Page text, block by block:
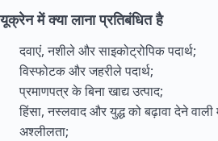
यूक्रेन में क्या लाना प्रतिबंधित है
दवाएं, नशीले और साइकोट्रोपिक पदार्थ;
विस्फोटक और जहरीले पदार्थ;
प्रमाणपत्र के बिना खाद्य उत्पाद;
हिंसा, नस्लवाद और युद्ध को बढ़ावा देने वाली
अश्लीलता;